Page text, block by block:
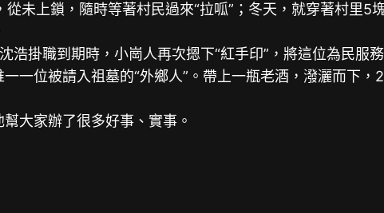
上鎖，隨時等著村民過來“拉呱”；冬天，就穿著村里5
浩掛職到期時，小崗人再次摁下“紅手印”，將這位為民服
位被請入祖墓的“外鄉人”。帶上一瓶老酒，潑灑而下，
大家辦了很多好事、實事。